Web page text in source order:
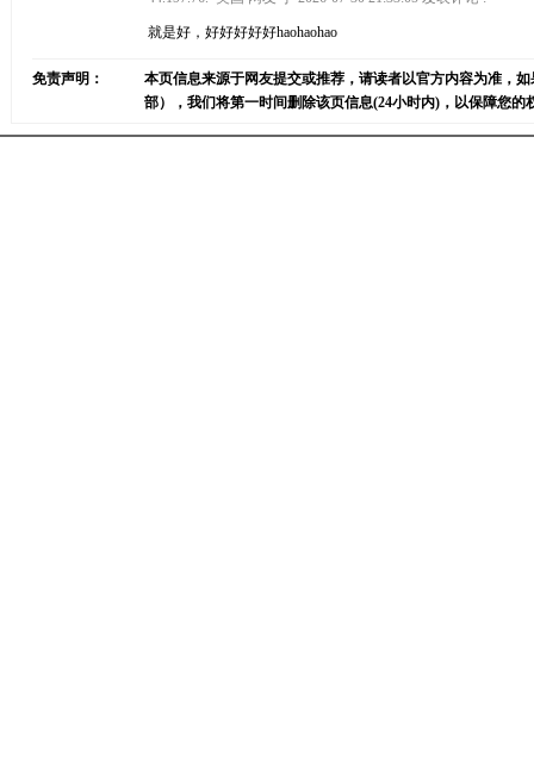
就是好，好好好好好haohaohao
免责声明：
本页信息来源于网友提交或推荐，请读者以官方内容为准，
部），我们将第一时间删除该页信息(24小时内)，以保障您的